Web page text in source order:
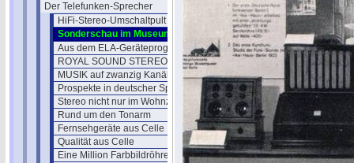
Der Telefunken-Sprecher
HiFi-Stereo-Umschaltpult U 250
Sonderschau im Museum Hannover
Aus dem ELA-Geräteprogramm
ROYAL SOUND STEREO-Verfahren
MUSIK auf zwanzig Kanälen
Prospekte in deutscher Sprache
Stereo nicht nur im Wohnzimmer
Rund um den Tonarm
Fernsehgeräte aus Celle
Qualität aus Celle
Eine Million Farbbildröhren